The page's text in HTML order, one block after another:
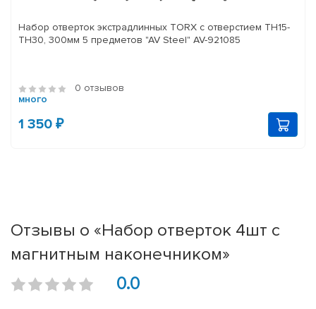
Набор отверток экстрадлинных TORX с отверстием TH15-
TH30, 300мм 5 предметов "AV Steel" AV-921085
0 отзывов
много
1 350 ₽
Отзывы о «Набор отверток 4шт с
магнитным наконечником»
0.0